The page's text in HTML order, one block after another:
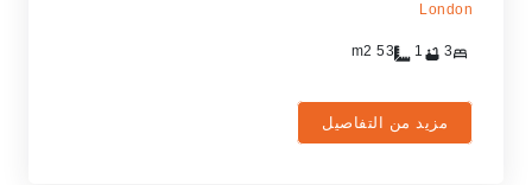
London
3
1
53
مزيد من التفاصيل